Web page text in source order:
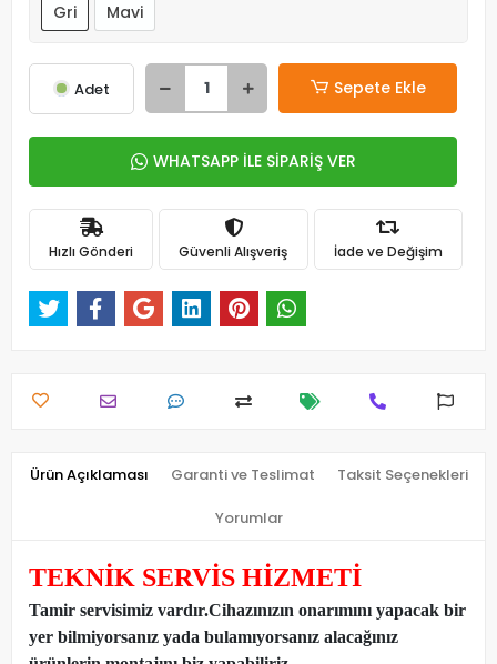
Gri
Mavi
Adet Sepete Ekle
WHATSAPP İLE SİPARİŞ VER
Hızlı Gönderi Güvenli Alışveriş İade ve Değişim
Ürün Açıklaması Garanti ve Teslimat Taksit Seçenekleri
Yorumlar
TEKNİK SERVİS HİZMETİ
Tamir servisimiz vardır.Cihazınızın onarımını yapacak bir
yer bilmiyorsanız yada bulamıyorsanız alacağınız